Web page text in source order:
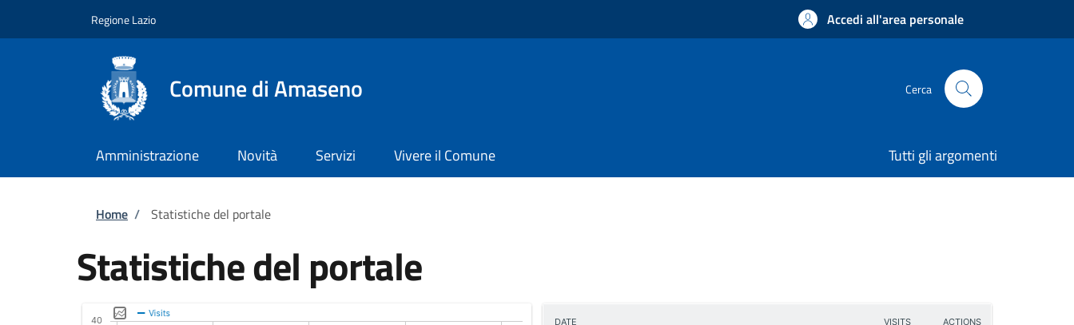
Regione Lazio Accedi all'area personale
Comune di Amaseno Cerca
Amministrazione Novità Servizi Vivere il Comune Tutti gli argomenti
Briciole di pane
Home / Statistiche del portale
Statistiche del portale